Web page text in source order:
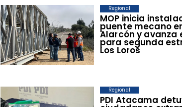
​MOP inicia
puente mecano
Alarcón y avanza
para segunda
Los Loros
Regional
​PDI Atacama
Regional